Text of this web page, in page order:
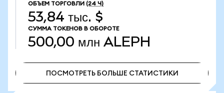
ОБЪЕМ ТОРГОВЛИ (24 Ч)
53,84 тыс. $
СУММА ТОКЕНОВ В ОБОРОТЕ
500,00 млн ALEPH
ПОСМОТРЕТЬ БОЛЬШЕ СТАТИСТИКИ